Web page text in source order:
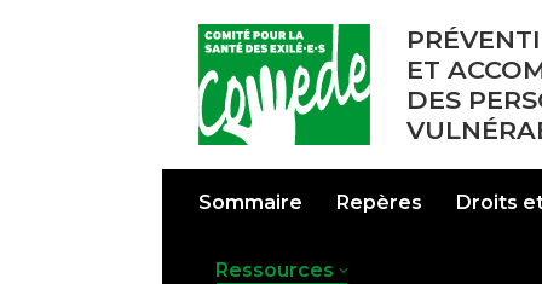
ET
DES
Sommaire Repères Droits
Ressources